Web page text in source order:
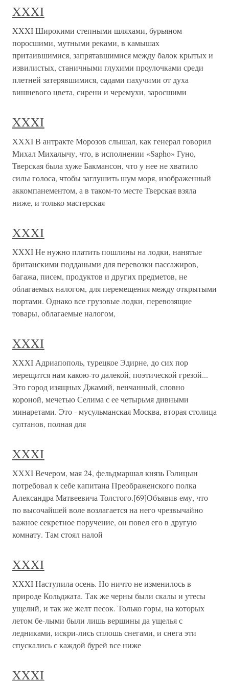
XXXI
XXXI Широкими степными шляхами, бурьяном
поросшими, мутными реками, в камышах
притаившимися, запрятавшимися между балок крытых и
извилистых, станичными глухими проулочками среди
плетней затерявшимися, садами пахучими от духа
вишневого цвета, сирени и черемухи, заросшими
XXXI
XXXI В антракте Морозов слышал, как генерал говорил
Михал Михалычу, что, в исполнении «Sapho» Гуно,
Тверская была хуже Бакмансон, что у нее не хватило
силы голоса, чтобы заглушить шум моря, изображенный
аккомпанементом, а в таком-то месте Тверская взяла
ниже, и только мастерская
XXXI
XXXI Не нужно платить пошлины на лодки, нанятые
британскими поддаными для перевозки пассажиров,
багажа, писем, продуктов и других предметов, не
облагаемых налогом, для перемещения между открытыми
портами. Однако все грузовые лодки, перевозящие
товары, облагаемые налогом,
XXXI
XXXI Адриапополь, турецкое Эдирне, до сих пор
мерещится нам какою-то далекой, поэтической грезой...
Это город изящных Джамий, венчанный, словно
короной, мечетью Селима с ее четырьмя дивными
минаретами. Это - мусульманская Москва, вторая столица
султанов, полная для
XXXI
XXXI Вечером, мая 24, фельдмаршал князь Голицын
потребовал к себе капитана Преображенского полка
Александра Матвеевича Толстого.[69]Объявив ему, что
по высочайшей воле возлагается на него чрезвычайно
важное секретное поручение, он повел его в другую
комнату. Там стоял налой
XXXI
XXXI Наступила осень. Но ничто не изменилось в
природе Кольджата. Так же черны были скалы и утесы
ущелий, и так же желт песок. Только горы, на которых
летом бе-лыми были лишь вершины да ущелья с
ледниками, искри-лись сплошь снегами, и снега эти
спускались с каждой бурей все ниже
XXXI